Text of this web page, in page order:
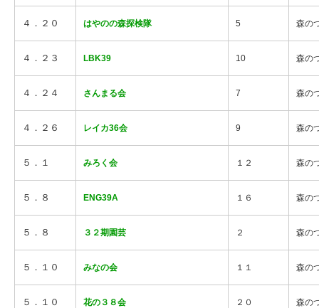
４．２０ はやのの森探検隊 5 森の
４．２３ LBK39 10 森の
４．２４ さんまる会 7 森の
４．２６ レイカ36会 9 森の
５．１ みろく会 １２ 森の
５．８ ENG39A １６ 森の
５．８ ３２期園芸 ２ 森の
５．１０ みなの会 １１ 森の
５．１０ 花の３８会 ２０ 森の